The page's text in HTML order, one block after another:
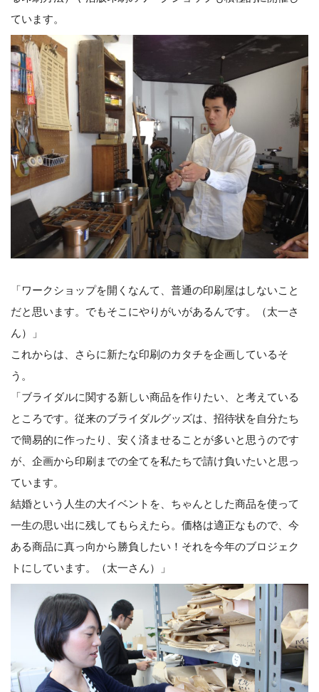
ています。
「ワークショップを開くなんて、普通の印刷屋はしないこと
だと思います。でもそこにやりがいがあるんです。（太一さ
ん）」
これからは、さらに新たな印刷のカタチを企画しているそ
う。
「ブライダルに関する新しい商品を作りたい、と考えている
ところです。従来のブライダルグッズは、招待状を自分たち
で簡易的に作ったり、安く済ませることが多いと思うのです
が、企画から印刷までの全てを私たちで請け負いたいと思っ
ています。
結婚という人生の大イベントを、ちゃんとした商品を使って
一生の思い出に残してもらえたら。価格は適正なもので、今
ある商品に真っ向から勝負したい！それを今年のブロジェク
トにしています。（太一さん）」